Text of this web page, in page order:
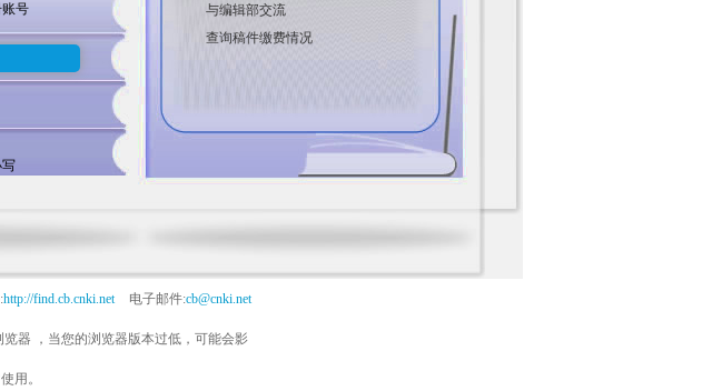
号
与编辑部交流
查询稿件缴费情况
http://find.cb.cnki.net 电子邮件:cb@cnki.net
览器 ，当您的浏览器版本过低，可能会影
用。